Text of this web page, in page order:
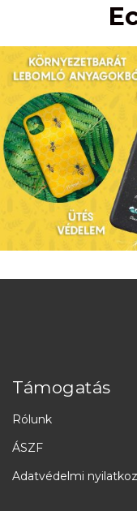
Támogatás
Rólunk
ÁSZF
Adatvédelmi